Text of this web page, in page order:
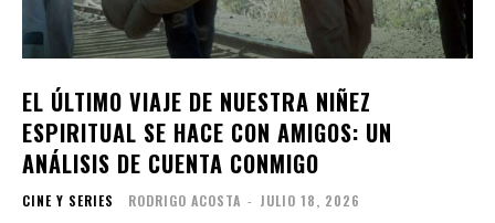
EL ÚLTIMO VIAJE DE NUESTRA NIÑEZ
ESPIRITUAL SE HACE CON AMIGOS: UN
ANÁLISIS DE CUENTA CONMIGO
CINE Y SERIES RODRIGO ACOSTA - JULIO 18, 2026